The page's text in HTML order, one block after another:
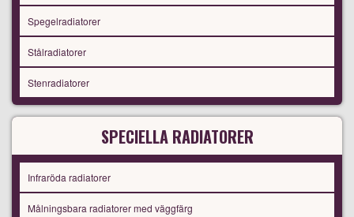
Spegelradiatorer
Stålradiatorer
Stenradiatorer
SPECIELLA RADIATORER
Infraröda radiatorer
Målningsbara radiatorer med väggfärg